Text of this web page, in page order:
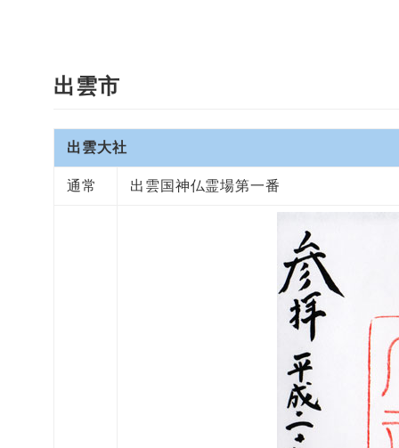
出雲市
出雲大社
通常 出雲国神仏霊場第一番